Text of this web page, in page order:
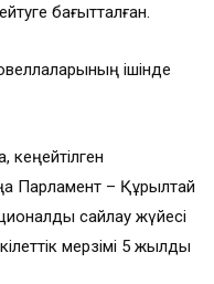
бағытталған.
ішінде
кеңейтілген
Парламент – Құрылтай
сайлау жүйесі
мерзімі 5 жылды